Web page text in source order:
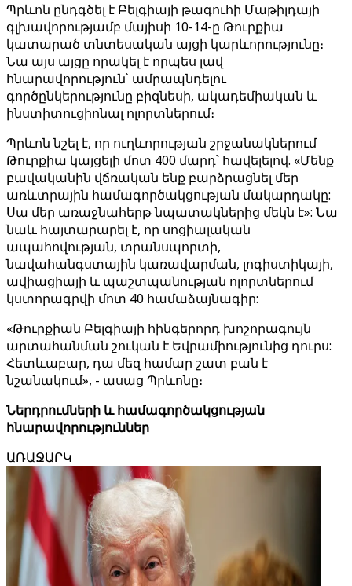
Պրևոն ընդգծել է Բելգիայի թագուհի Մաթիլդայի
գլխավորությամբ մայիսի 10-14-ը Թուրքիա
կատարած տնտեսական այցի կարևորությունը։
Նա այս այցը որակել է որպես լավ
հնարավորություն՝ ամրապնդելու
գործընկերությունը բիզնեսի, ակադեմիական և
ինստիտուցիոնալ ոլորտներում։
Պրևոն նշել է, որ ուղևորության շրջանակներում
Թուրքիա կայցելի մոտ 400 մարդ՝ հավելելով. «Մենք
բավականին վճռական ենք բարձրացնել մեր
առևտրային համագործակցության մակարդակը:
Սա մեր առաջնահերթ նպատակներից մեկն է»: Նա
նաև հայտարարել է, որ սոցիալական
ապահովության, տրանսպորտի,
նավահանգստային կառավարման, լոգիստիկայի,
ավիացիայի և պաշտպանության ոլորտներում
կստորագրվի մոտ 40 համաձայնագիր:
«Թուրքիան Բելգիայի հինգերորդ խոշորագույն
արտահանման շուկան է Եվրամիությունից դուրս:
Հետևաբար, դա մեզ համար շատ բան է
նշանակում», - ասաց Պրևոնը։
Ներդրումների և համագործակցության
հնարավորություններ
ԱՌԱՋԱՐԿ